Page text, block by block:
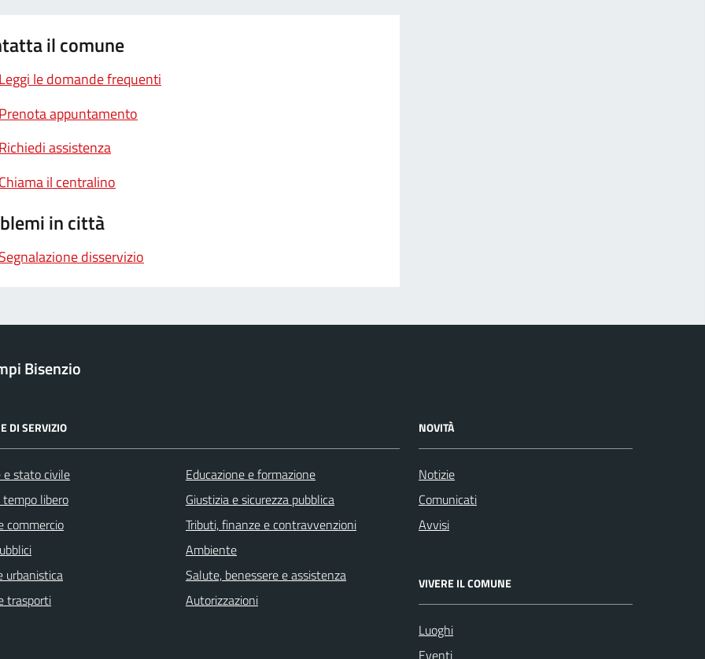
il comune
le domande frequenti
appuntamento
assistenza
il centralino
in città
disservizio
Bisenzio
DI SERVIZIO
e stato civile
libero
commercio
urbanistica
trasporti
Educazione e formazione
Giustizia e sicurezza pubblica
Tributi, finanze e contravvenzioni
Ambiente
Salute, benessere e assistenza
Autorizzazioni
NOVITÀ
Notizie
Comunicati
Avvisi
VIVERE IL COMUNE
Luoghi
Eventi